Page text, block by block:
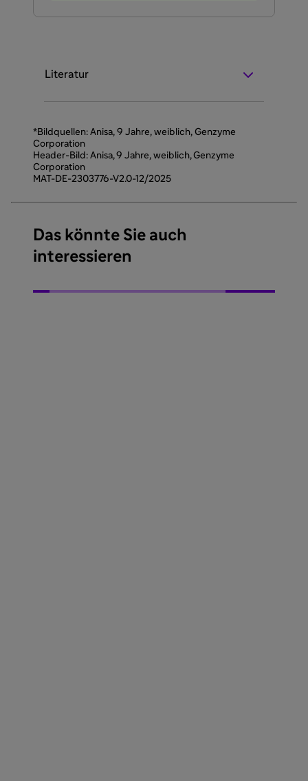
Literatur
*Bildquellen: Anisa, 9 Jahre, weiblich, Genzyme
Corporation
Header-Bild: Anisa, 9 Jahre, weiblich, Genzyme
Corporation
MAT-DE-2303776-V2.0-12/2025
Das könnte Sie auch
interessieren